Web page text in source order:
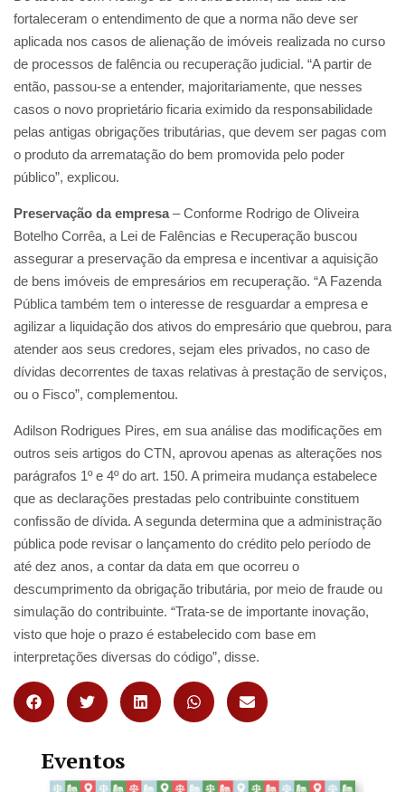
fortaleceram o entendimento de que a norma não deve ser
aplicada nos casos de alienação de imóveis realizada no curso
de processos de falência ou recuperação judicial. “A partir de
então, passou-se a entender, majoritariamente, que nesses
casos o novo proprietário ficaria eximido da responsabilidade
pelas antigas obrigações tributárias, que devem ser pagas com
o produto da arrematação do bem promovida pelo poder
público”, explicou.
Preservação da empresa– Conforme Rodrigo de Oliveira
Botelho Corrêa, a Lei de Falências e Recuperação buscou
assegurar a preservação da empresa e incentivar a aquisição
de bens imóveis de empresários em recuperação. “A Fazenda
Pública também tem o interesse de resguardar a empresa e
agilizar a liquidação dos ativos do empresário que quebrou, para
atender aos seus credores, sejam eles privados, no caso de
dívidas decorrentes de taxas relativas à prestação de serviços,
ou o Fisco”, complementou.
Adilson Rodrigues Pires, em sua análise das modificações em
outros seis artigos do CTN, aprovou apenas as alterações nos
parágrafos 1º e 4º do art. 150. A primeira mudança estabelece
que as declarações prestadas pelo contribuinte constituem
confissão de dívida. A segunda determina que a administração
pública pode revisar o lançamento do crédito pelo período de
até dez anos, a contar da data em que ocorreu o
descumprimento da obrigação tributária, por meio de fraude ou
simulação do contribuinte. “Trata-se de importante inovação,
visto que hoje o prazo é estabelecido com base em
interpretações diversas do código”, disse.
Eventos